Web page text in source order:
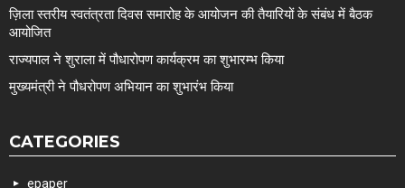
ज़िला स्तरीय स्वतंत्रता दिवस समारोह के आयोजन की तैयारियों के संबंध में बैठक
आयोजित
राज्यपाल ने शुराला में पौधारोपण कार्यक्रम का शुभारम्भ किया
मुख्यमंत्री ने पौधरोपण अभियान का शुभारंभ किया
CATEGORIES
epaper